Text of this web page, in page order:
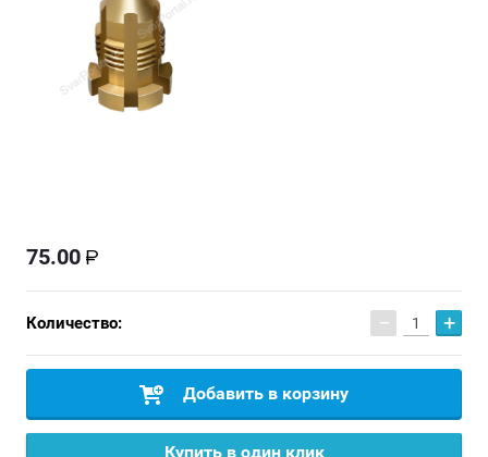
75.00
Количество: − +
Добавить в корзину
Купить в один клик